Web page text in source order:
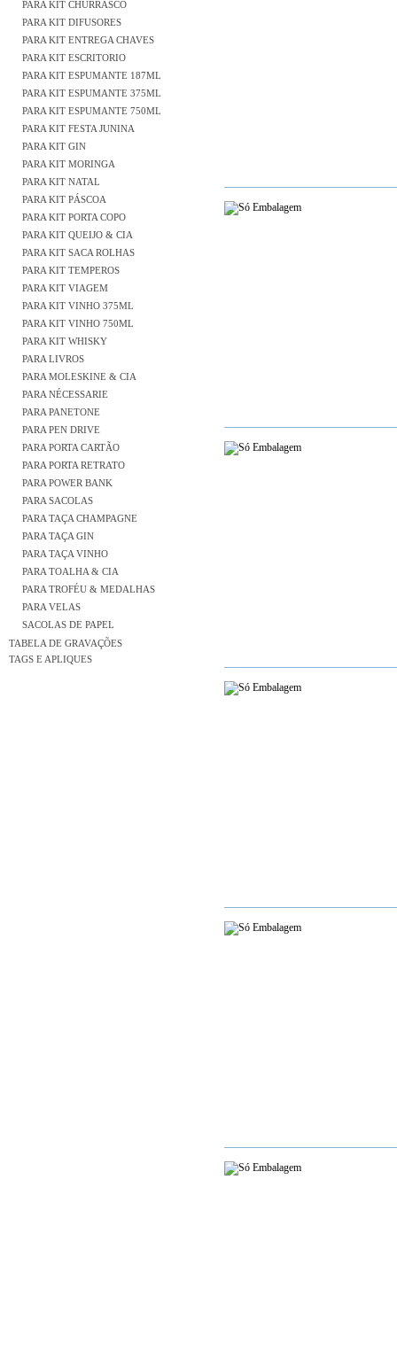
PARA KIT CHURRASCO
PARA KIT DIFUSORES
PARA KIT ENTREGA CHAVES
PARA KIT ESCRITORIO
PARA KIT ESPUMANTE 187ML
PARA KIT ESPUMANTE 375ML
PARA KIT ESPUMANTE 750ML
PARA KIT FESTA JUNINA
PARA KIT GIN
PARA KIT MORINGA
PARA KIT NATAL
PARA KIT PÁSCOA
PARA KIT PORTA COPO
PARA KIT QUEIJO & CIA
PARA KIT SACA ROLHAS
PARA KIT TEMPEROS
PARA KIT VIAGEM
PARA KIT VINHO 375ML
PARA KIT VINHO 750ML
PARA KIT WHISKY
PARA LIVROS
PARA MOLESKINE & CIA
PARA NÉCESSARIE
PARA PANETONE
PARA PEN DRIVE
PARA PORTA CARTÃO
PARA PORTA RETRATO
PARA POWER BANK
PARA SACOLAS
PARA TAÇA CHAMPAGNE
PARA TAÇA GIN
PARA TAÇA VINHO
PARA TOALHA & CIA
PARA TROFÉU & MEDALHAS
PARA VELAS
SACOLAS DE PAPEL
TABELA DE GRAVAÇÕES
TAGS E APLIQUES